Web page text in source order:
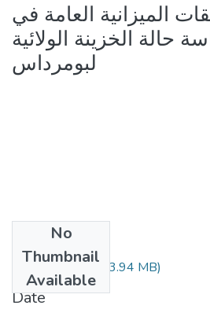
الميزانية العامة في
حالة الخزينة الولائية
لبومرداس
No
Thumbnail
Available
Kader Salma.pdf (3.94 MB)
Date